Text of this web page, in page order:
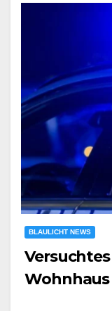
BLAULICHT NEWS
Wohnhaus